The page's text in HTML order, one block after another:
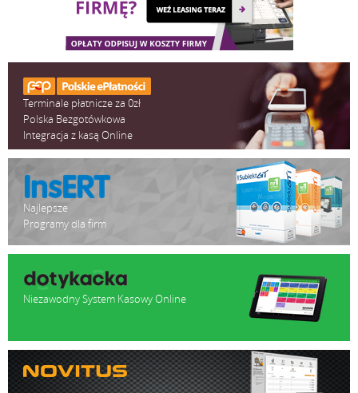
Terminale płatnicze za 0zł
Polska Bezgotówkowa
Integracja z kasą Online
Najlepsze
Programy dla firm
Niezawodny System Kasowy Online